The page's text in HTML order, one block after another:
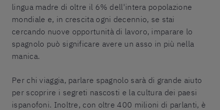
lingua madre di oltre il 6% dell'intera popolazione
mondiale e, in crescita ogni decennio, se stai
cercando nuove opportunità di lavoro, imparare lo
spagnolo può significare avere un asso in più nella
manica.
Per chi viaggia, parlare spagnolo sarà di grande aiuto
per scoprire i segreti nascosti e la cultura dei paesi
ispanofoni. Inoltre, con oltre 400 milioni di parlanti, è